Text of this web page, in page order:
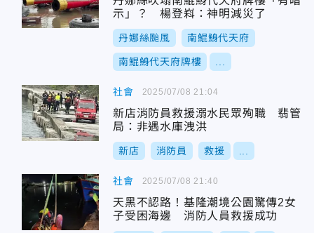
示」？ 楊登嵙：神明減災了
丹娜絲颱風 南鯤鯓代天府
南鯤鯓代天府牌樓
社會
新店消防員救援溺水民眾殉職 翡管
局：非遇水庫洩洪
新店 消防員 救援
2025/07/08 21:04
社會
天黑不認路！基隆潮境公園驚傳2女
子受困海邊 消防人員救援成功
2025/07/08 21:40